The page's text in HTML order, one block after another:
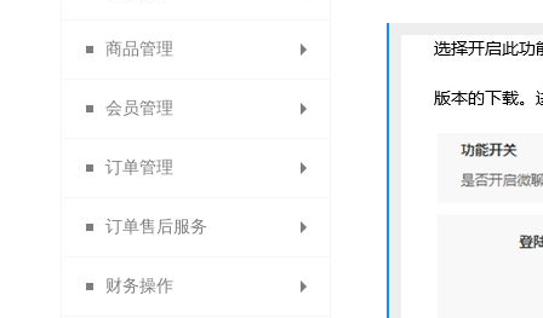
自定义通用模块
商品详情页
商品限购提示页
功能名称设置
提现设置
云账户设置
找人代付
线下付款
微信设置
消息设置
模板消息
自定义菜单
素材库管理
合利宝分账
微信收款账号
支付宝收款账号
paypal收款账号
京东支付
商品管理
出售中的商品
仓库中的商品
已售罄的商品
批量修改商品
会员管理
会员列表
会员设置
会员等级
订单管理
所有订单
虚拟库存订单
订单售后服务
退换货审核
财务操作